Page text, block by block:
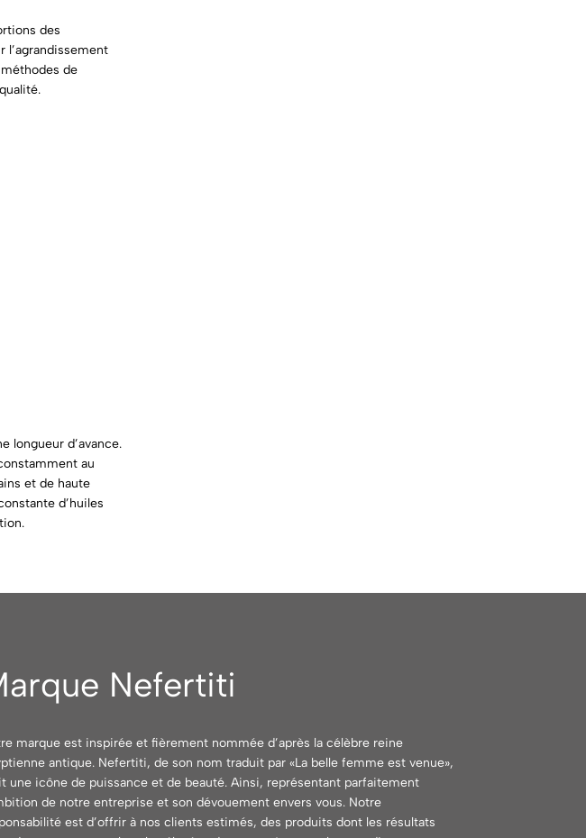
des
l’agrandissement
de
longueur d’avance.
au
et de haute
d’huiles
Nefertiti
marque est inspirée et fièrement nommée d’après la célèbre reine
antique. Nefertiti, de son nom traduit par «La belle femme est venue»,
une icône de puissance et de beauté. Ainsi, représentant parfaitement
de notre entreprise et son dévouement envers vous. Notre
est d’offrir à nos clients estimés, des produits dont les résultats